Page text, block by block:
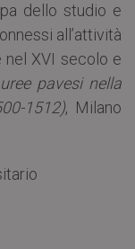
dello studio e
all’attività
XVI secolo e
pavesi nella
1512), Milano